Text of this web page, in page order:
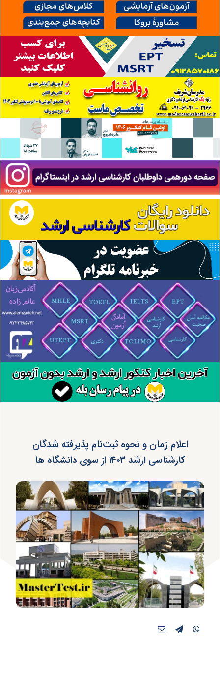
اعلام زمان و نحوه ثبت‌نام پذیرفته شدگان
کارشناسی ارشد ۱۴۰۳ از سوی دانشگاه ها